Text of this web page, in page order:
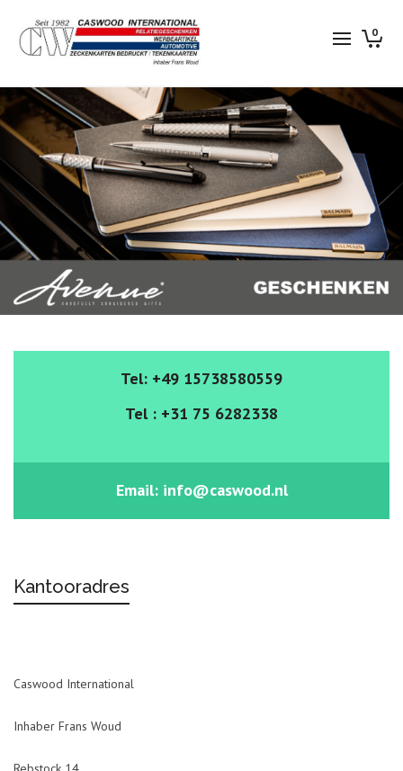
0
Tel: +49 15738580559
Tel : +31 75 6282338
Email: info@caswood.nl
Kantooradres
Caswood International
Inhaber Frans Woud